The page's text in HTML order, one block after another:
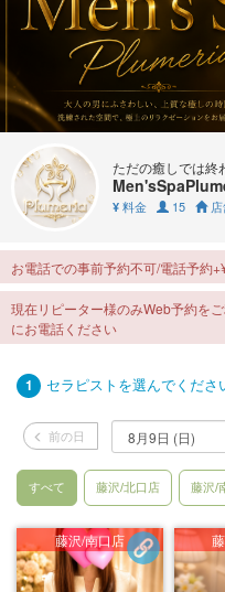
ただの癒しでは終
¥ 料金 15 店
お電話での事前予約不可/電話予約
現在リピーター様のみWeb予約を
にお電話ください
1 セラピストを選んでくださ
前の日
すべて 藤沢/北口店 藤沢/
藤沢/南口店